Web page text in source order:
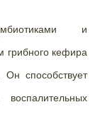
и
грибного кефира
Он способствует